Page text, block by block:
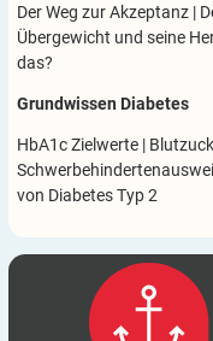
Der Weg zur Akzeptanz |
Übergewicht und seine
das?
Grundwissen Diabetes
HbA1c Zielwerte |
von Diabetes Typ 2